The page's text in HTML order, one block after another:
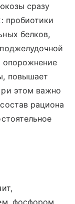
сразу
пробиотики
белков,
опорожнение
повышает
этом важно
рациона
фосфором,